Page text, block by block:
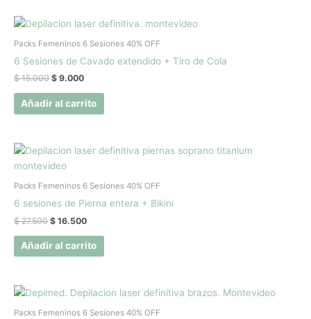
Packs Femeninos 6 Sesiones 40% OFF
6 Sesiones de Cavado extendido + Tiro de Cola
$15.000
El
original
$ 15.000.
$ 9.000
El
actual
$ 9.000.
Añadir al carrito
Packs Femeninos 6 Sesiones 40% OFF
6 sesiones de Pierna entera + Bikini
$27.500
El
original
$ 27.500.
$ 16.500
El
es:
$ 16.500.
Añadir al carrito
Packs Femeninos 6 Sesiones 40% OFF
El
original
El
actual